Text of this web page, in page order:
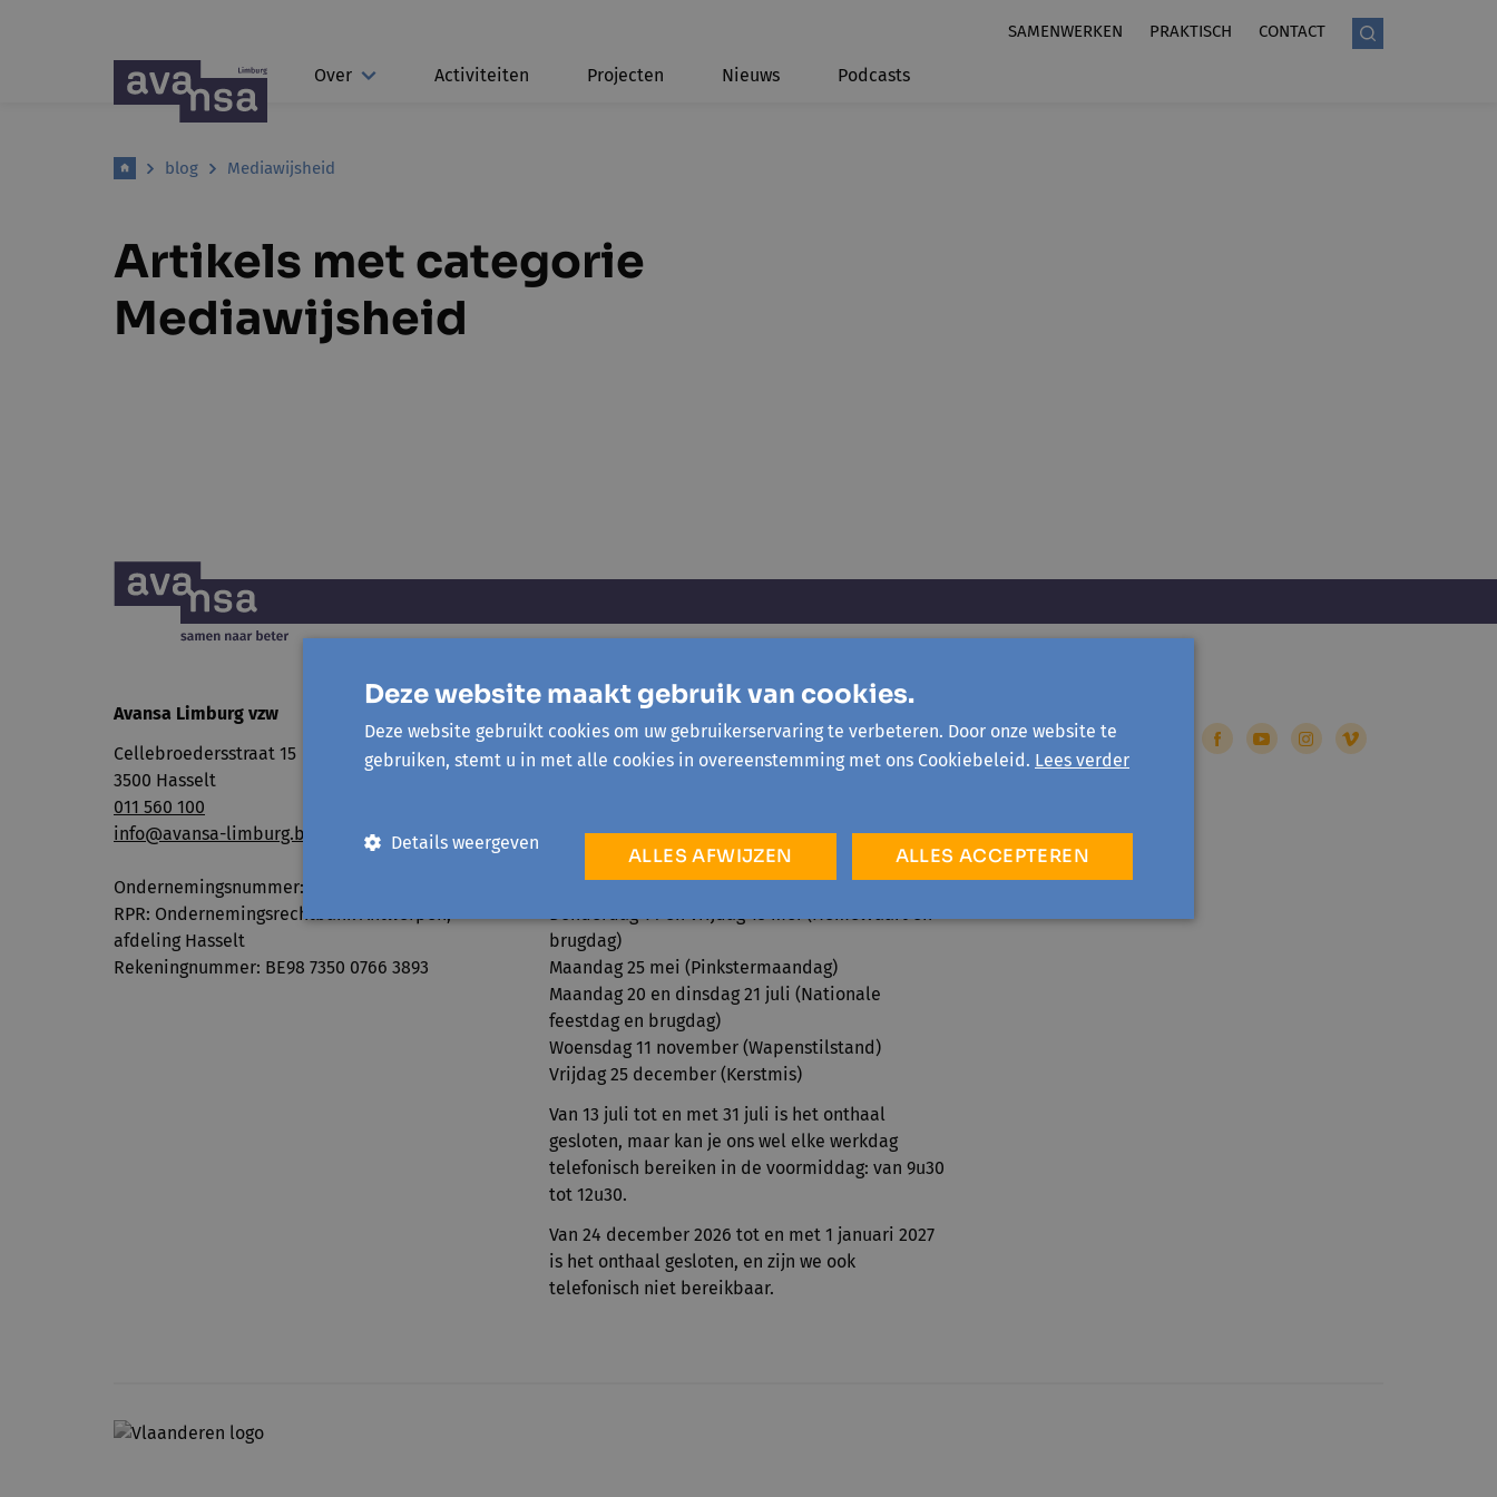
SAMENWERKEN PRAKTISCH CONTACT
Over Activiteiten Projecten Nieuws Podcasts
blog Mediawijsheid
Artikels met categorie
Mediawijsheid
Avansa Limburg vzw
Cellebroedersstraat 15
3500 Hasselt
011 560 100
info@avansa-limburg.be
Ondernemingsnummer: ​0860.323.286
RPR: Ondernemingsrechtbank Antwerpen,
afdeling Hasselt
Rekeningnummer: BE98 7350 0766 3893
Openingsuren onthaal
Maandag tot en met vrijdag van 9u30 tot 12u30
Maandag 6 april (Paasmaandag)
Vrijdag 1 mei (Dag van de Arbeid)
Donderdag 14 en vrijdag 15 mei (Hemelvaart en
brugdag)
Maandag 25 mei (Pinkstermaandag)
Maandag 20 en dinsdag 21 juli (Nationale
feestdag en brugdag)
Woensdag 11 november (Wapenstilstand)
Vrijdag 25 december (Kerstmis)
Van 13 juli tot en met 31 juli is het onthaal
gesloten, maar kan je ons wel elke werkdag
telefonisch bereiken in de voormiddag: van 9u30
tot 12u30.
Van 24 december 2026 tot en met 1 januari 2027
is het onthaal gesloten, en zijn we ook
telefonisch niet bereikbaar.
Deze website maakt gebruik van cookies.
Deze website gebruikt cookies om uw gebruikerservaring te verbeteren. Door onze website te
gebruiken, stemt u in met alle cookies in overeenstemming met ons Cookiebeleid. Lees verder
ALLES ACCEPTEREN
ALLES AFWIJZEN
Details weergeven